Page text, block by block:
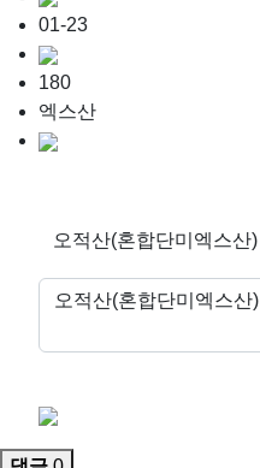
01-23
180
엑스산
오적산(혼합단미엑스산)
오적산(혼합단미엑스산)